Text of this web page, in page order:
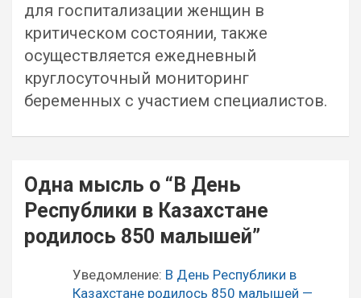
для госпитализации женщин в
критическом состоянии, также
осуществляется ежедневный
круглосуточный мониторинг
беременных с участием специалистов.
Навигация
по
записям
Одна мысль о “ В День
Республики в Казахстане
родилось 850 малышей”
Уведомление: В День Республики в
Казахстане родилось 850 малышей —